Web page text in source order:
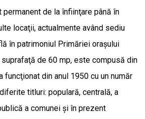
de la înfiinţare până în
locaţii, actualmente având sediu
în patrimoniul Primăriei oraşului
de 60 mp, este compusă din
funcţionat din anul 1950 cu un număr
titluri: populară, centrală, a
a comunei şi în prezent